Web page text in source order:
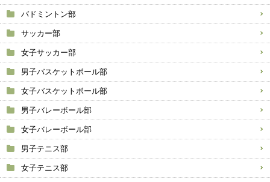
バドミントン部
サッカー部
女子サッカー部
男子バスケットボール部
女子バスケットボール部
男子バレーボール部
女子バレーボール部
男子テニス部
女子テニス部